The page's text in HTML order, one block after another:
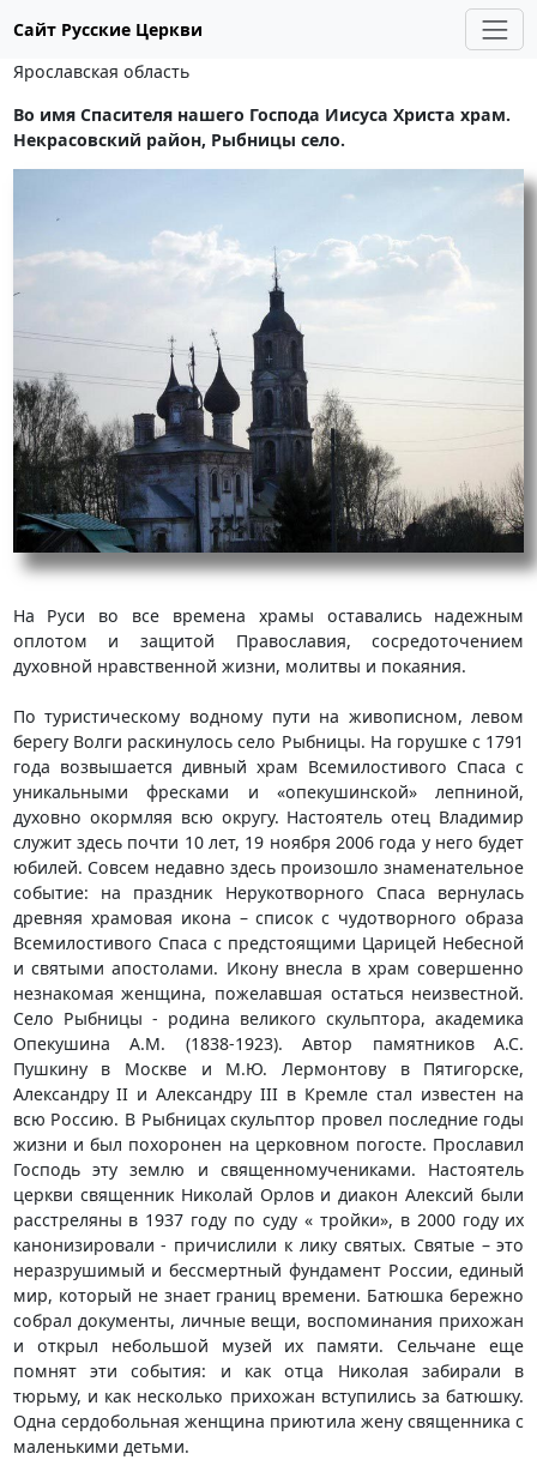
Сайт Русские Церкви
Ярославская область
Во имя Спасителя нашего Господа Иисуса Христа храм.
Некрасовский район, Рыбницы село.
На Руси во все времена храмы оставались надежным
оплотом и защитой Православия, сосредоточением
духовной нравственной жизни, молитвы и покаяния.
По туристическому водному пути на живописном, левом
берегу Волги раскинулось село Рыбницы. На горушке с 1791
года возвышается дивный храм Всемилостивого Спаса с
уникальными фресками и «опекушинской» лепниной,
духовно окормляя всю округу. Настоятель отец Владимир
служит здесь почти 10 лет, 19 ноября 2006 года у него будет
юбилей. Совсем недавно здесь произошло знаменательное
событие: на праздник Нерукотворного Спаса вернулась
древняя храмовая икона – список с чудотворного образа
Всемилостивого Спаса с предстоящими Царицей Небесной
и святыми апостолами. Икону внесла в храм совершенно
незнакомая женщина, пожелавшая остаться неизвестной.
Село Рыбницы - родина великого скульптора, академика
Опекушина А.М. (1838-1923). Автор памятников А.С.
Пушкину в Москве и М.Ю. Лермонтову в Пятигорске,
Александру II и Александру III в Кремле стал известен на
всю Россию. В Рыбницах скульптор провел последние годы
жизни и был похоронен на церковном погосте. Прославил
Господь эту землю и священномучениками. Настоятель
церкви священник Николай Орлов и диакон Алексий были
расстреляны в 1937 году по суду « тройки», в 2000 году их
канонизировали - причислили к лику святых. Святые – это
неразрушимый и бессмертный фундамент России, единый
мир, который не знает границ времени. Батюшка бережно
собрал документы, личные вещи, воспоминания прихожан
и открыл небольшой музей их памяти. Сельчане еще
помнят эти события: и как отца Николая забирали в
тюрьму, и как несколько прихожан вступились за батюшку.
Одна сердобольная женщина приютила жену священника с
маленькими детьми.